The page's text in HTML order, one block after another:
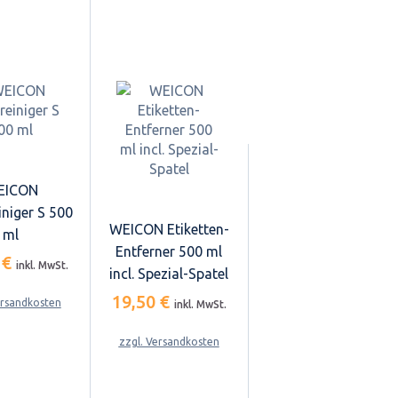
S 500
ml
inkl. MwSt.
WEICON Etiketten-
Entferner 500 ml
incl. Spezial-Spatel
19,50 € inkl. MwSt.
zzgl. Versandkosten